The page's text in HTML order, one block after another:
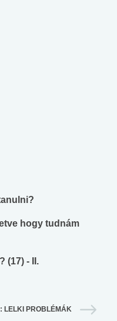
hogy tudnám
(17) - II.
LELKI PROBLÉMÁK